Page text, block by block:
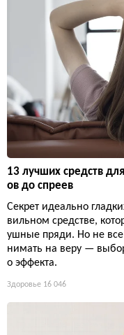
13 лучших средств
ов до спреев
Секрет идеально
вильном средстве,
ушные пряди. Но не все
нимать на веру —
о эффекта.
Здоровье 16 046